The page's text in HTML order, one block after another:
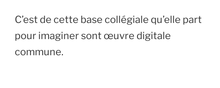
C’est de cette base collégiale qu’elle part
pour imaginer sont œuvre digitale
commune.